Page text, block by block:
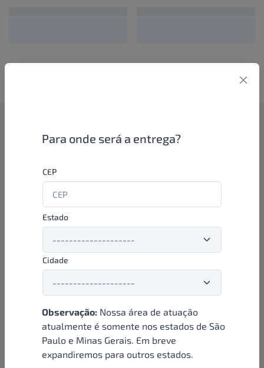
Para onde será a entrega?
CEP
Estado
Cidade
Observação: Nossa área de atuação
atualmente é somente nos estados de São
Paulo e Minas Gerais. Em breve
expandiremos para outros estados.
Como funciona
aproveitar as promoções e ofertas direto das indústrias de
beleza e higiene em nossa plataforma. E o melhor: você continua
comprando de seus distribuidores parceiros e encontra novos
distribuidores para comprar cada vez com mais praticidade e
agilidade. Aproveite!
Formas de pagamento
Institucional
Sobre nós
Condições e termos